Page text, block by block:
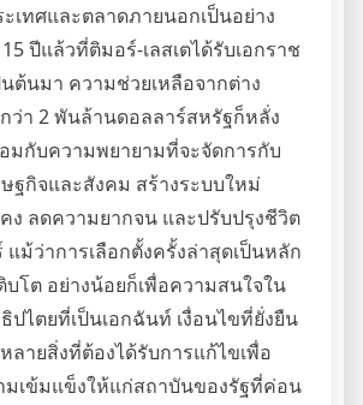
ะเทศและตลาดภายนอกเป็นอย่าง
ปีแล้วที่ติมอร์-เลสเตได้รับเอกราช
ต้นมา ความช่วยเหลือจากต่าง
ว่า 2 พันล้านดอลลาร์สหรัฐก็หลั่ง
มกับความพยายามที่จะจัดการกับ
ฐกิจและสังคม สร้างระบบใหม่
ลดความยากจน และปรับปรุงชีวิต
ม้ว่าการเลือกตั้งครั้งล่าสุดเป็นหลัก
บโต อย่างน้อยก็เพื่อความสนใจใน
ปไตยที่เป็นเอกฉันท์ เงื่อนไขที่ยั่งยืน
ลายสิ่งที่ต้องได้รับการแก้ไขเพื่อ
มเข้มแข็งให้แก่สถาบันของรัฐที่ค่อน